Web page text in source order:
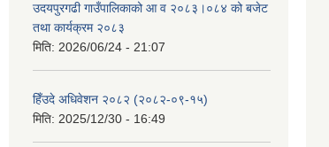
उदयपुरगढी गाउँपालिकाको आ व २०८३।०८४ को बजेट
तथा कार्यक्रम २०८३
मिति: 2026/06/24 - 21:07
हिँउदे अधिवेशन २०८२ (२०८२-०९-१५)
मिति: 2025/12/30 - 16:49